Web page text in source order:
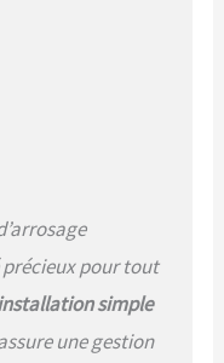
d'arrosage
une
du débit 24/7.
notifications
pour les
obstructions, les
de
tous les
à tous les
aux grandes
cours.
pour tout
simple
une gestion